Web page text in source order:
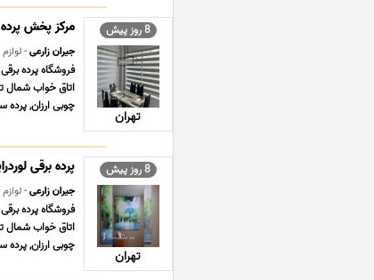
8 روز پیش
تهران
مرکز پخش
جیران زارعی- لوازم
فروشگاه پرده
اتاق خواب شمال
چوبی ارزان,
8 روز پیش
تهران
پرده برقی
جیران زارعی- لوازم
فروشگاه پرده
اتاق خواب شمال
چوبی ارزان,